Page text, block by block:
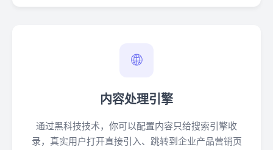
🌐
内容处理引擎
通过黑科技技术，你可以配置内容只给搜索引擎收
录，真实用户打开直接引入、跳转到企业产品营销页